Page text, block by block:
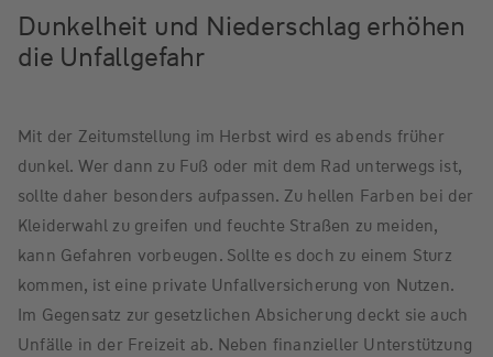
Dunkelheit und Niederschlag erhöhen
die Unfallgefahr
Mit der Zeitumstellung im Herbst wird es abends früher
dunkel. Wer dann zu Fuß oder mit dem Rad unterwegs ist,
sollte daher besonders aufpassen. Zu hellen Farben bei der
Kleiderwahl zu greifen und feuchte Straßen zu meiden,
kann Gefahren vorbeugen. Sollte es doch zu einem Sturz
kommen, ist eine private Unfallversicherung von Nutzen.
Im Gegensatz zur gesetzlichen Absicherung deckt sie auch
Unfälle in der Freizeit ab. Neben finanzieller Unterstützung